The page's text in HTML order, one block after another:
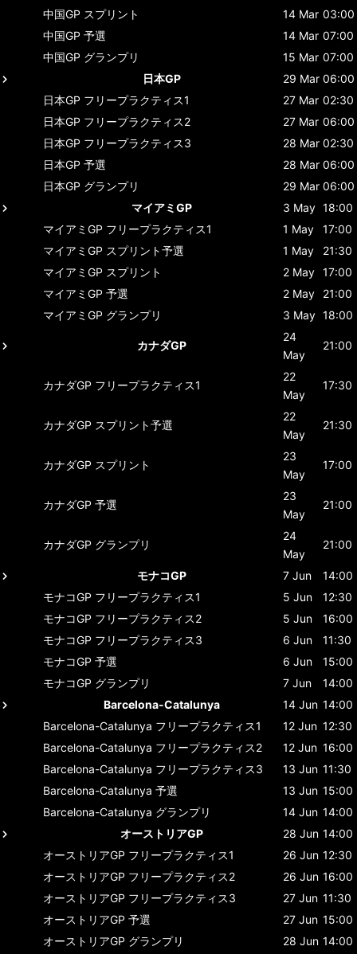
中国GP スプリント 14 Mar 03:00
中国GP 予選 14 Mar 07:00
中国GP グランプリ 15 Mar 07:00
日本GP
29 Mar 06:00
日本GP フリープラクティス1 27 Mar 02:30
日本GP フリープラクティス2 27 Mar 06:00
日本GP フリープラクティス3 28 Mar 02:30
日本GP 予選 28 Mar 06:00
日本GP グランプリ 29 Mar 06:00
マイアミGP
3 May 18:00
マイアミGP フリープラクティス1 1 May
17:00
マイアミGP スプリント予選 1 May
21:30
マイアミGP スプリント 2 May 17:00
マイアミGP 予選 2 May
21:00
マイアミGP グランプリ 3 May 18:00
カナダGP
24
May
21:00
カナダGP フリープラクティス1
22
May
17:30
カナダGP スプリント予選
22
May
21:30
カナダGP スプリント
23
May
17:00
カナダGP 予選
23
May
21:00
カナダGP グランプリ
24
May
21:00
モナコGP 7 Jun
14:00
モナコGP フリープラクティス1 5 Jun
12:30
モナコGP フリープラクティス2 5 Jun
16:00
モナコGP フリープラクティス3 6 Jun
11:30
モナコGP 予選 6 Jun
15:00
モナコGP グランプリ 7 Jun
14:00
Barcelona-Catalunya
14 Jun 14:00
Barcelona-Catalunya フリープラクティス1 12 Jun 12:30
Barcelona-Catalunya フリープラクティス2 12 Jun 16:00
Barcelona-Catalunya フリープラクティス3 13 Jun 11:30
Barcelona-Catalunya 予選 13 Jun 15:00
Barcelona-Catalunya グランプリ 14 Jun 14:00
オーストリアGP
28 Jun 14:00
オーストリアGP フリープラクティス1 26 Jun 12:30
オーストリアGP フリープラクティス2 26 Jun 16:00
オーストリアGP フリープラクティス3 27 Jun 11:30
オーストリアGP 予選 27 Jun 15:00
オーストリアGP グランプリ 28 Jun 14:00